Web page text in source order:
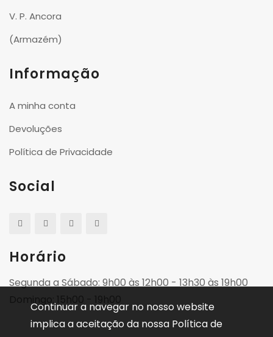
V. P. Ancora
(Armazém)
Informação
A minha conta
Devoluções
Política de Privacidade
Social
Horário
Segunda a Sábado: 9h00 às 12h00 - 13h30 às 19h00
Domingo: 15h00 - 19h00
Continuar a navegar no nosso website
implica a aceitação da nossa Política de